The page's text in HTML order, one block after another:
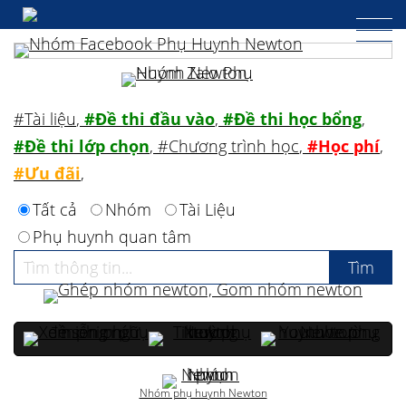
#Tài liệu, #Đề thi đầu vào, #Đề thi học bổng,
#Đề thi lớp chọn, #Chương trình học, #Học phí,
#Ưu đãi,
Tất cả
Nhóm
Tài Liệu
Phụ huynh quan tâm
Nhóm phụ huynh Newton